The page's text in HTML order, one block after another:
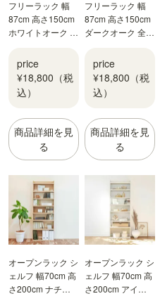
フリーラック 幅
87cm 高さ150cm
ホワイトオーク 全
ルフ タナリオ
TNL-1587WH
price
¥18,800（税
込）
商品詳細を見
る
フリーラック 幅
87cm 高さ150cm
ダークオーク 全棚
フ タナリオ TNL-
1587DK
price
¥18,800（税
込）
商品詳細を見
る
オープンラック シ
ェルフ 幅70cm 高
さ200cm ナチュ
オープンラック シ
ェルフ 幅70cm 高
さ200cm アイボ